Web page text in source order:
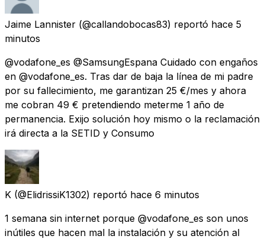
Jaime Lannister (@callandobocas83) reportó hace 5
minutos
@vodafone_es @SamsungEspana Cuidado con engaños
en @vodafone_es. Tras dar de baja la línea de mi padre
por su fallecimiento, me garantizan 25 €/mes y ahora
me cobran 49 € pretendiendo meterme 1 año de
permanencia. Exijo solución hoy mismo o la reclamación
irá directa a la SETID y Consumo
K (@ElidrissiK1302) reportó hace 6 minutos
1 semana sin internet porque @vodafone_es son unos
inútiles que hacen mal la instalación y su atención al